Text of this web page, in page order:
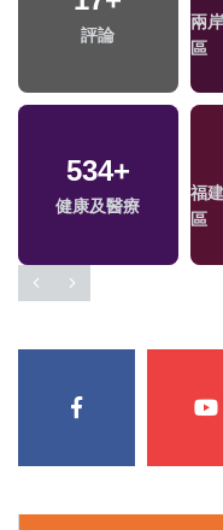
評論
兩
區
534+
健康及醫療
福
區